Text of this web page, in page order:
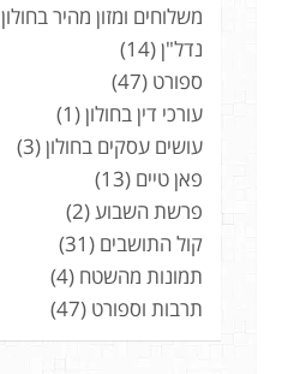
משלוחים ומזון מהיר בחולון
נדל"ן(14)
ספורט (47)
עורכי דין בחולון(1)
עושים עסקים בחולון(3)
פאן טיים (13)
פרשת השבוע (2)
קול התושבים (31)
תמונות מהשטח (4)
תרבות וספורט (47)